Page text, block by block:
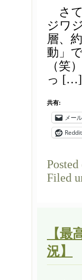
さて
ジワ
層、
動」
（笑
っ […]
共有:
メー
Reddit
Posted
Filed
【
況】